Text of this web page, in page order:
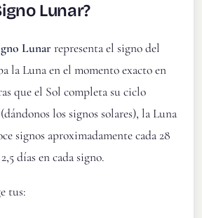
Lunar?
Lunar representa el signo del
la Luna en el momento exacto en
que el Sol completa su ciclo
los signos solares), la Luna
signos aproximadamente cada 28
días en cada signo.
tus: